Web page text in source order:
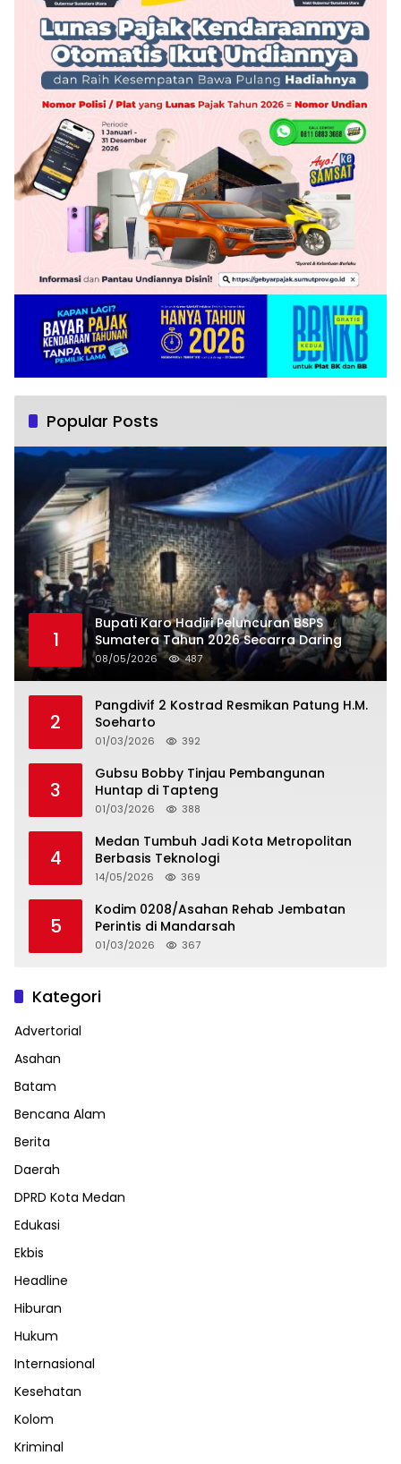
Popular Posts
1
Bupati Karo Hadiri Peluncuran BSPS
Sumatera Tahun 2026 Secarra Daring
08/05/2026 487
2
Pangdivif 2 Kostrad Resmikan Patung H.M.
Soeharto
01/03/2026 392
3
Gubsu Bobby Tinjau Pembangunan
Huntap di Tapteng
01/03/2026 388
4
Medan Tumbuh Jadi Kota Metropolitan
Berbasis Teknologi
14/05/2026 369
5
Kodim 0208/Asahan Rehab Jembatan
Perintis di Mandarsah
01/03/2026 367
Kategori
Advertorial
Asahan
Batam
Bencana Alam
Berita
Daerah
DPRD Kota Medan
Edukasi
Ekbis
Headline
Hiburan
Hukum
Internasional
Kesehatan
Kolom
Kriminal